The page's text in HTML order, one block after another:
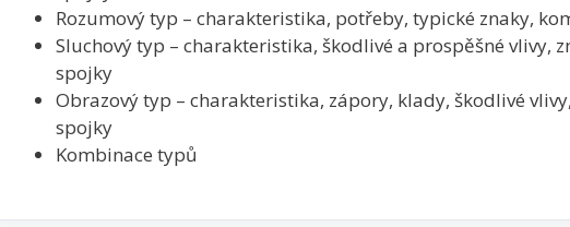
Rozumový typ – charakteristika, potřeby, typické znaky,
Sluchový typ – charakteristika, škodlivé a prospěšné vlivy,
spojky
Obrazový typ – charakteristika, zápory, klady, škodlivé
spojky
Kombinace typů